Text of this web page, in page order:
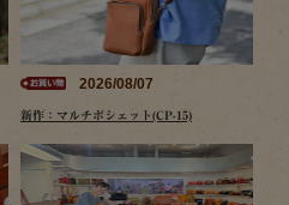
2026/08/07
新作：マルチポシェット(CP-15)